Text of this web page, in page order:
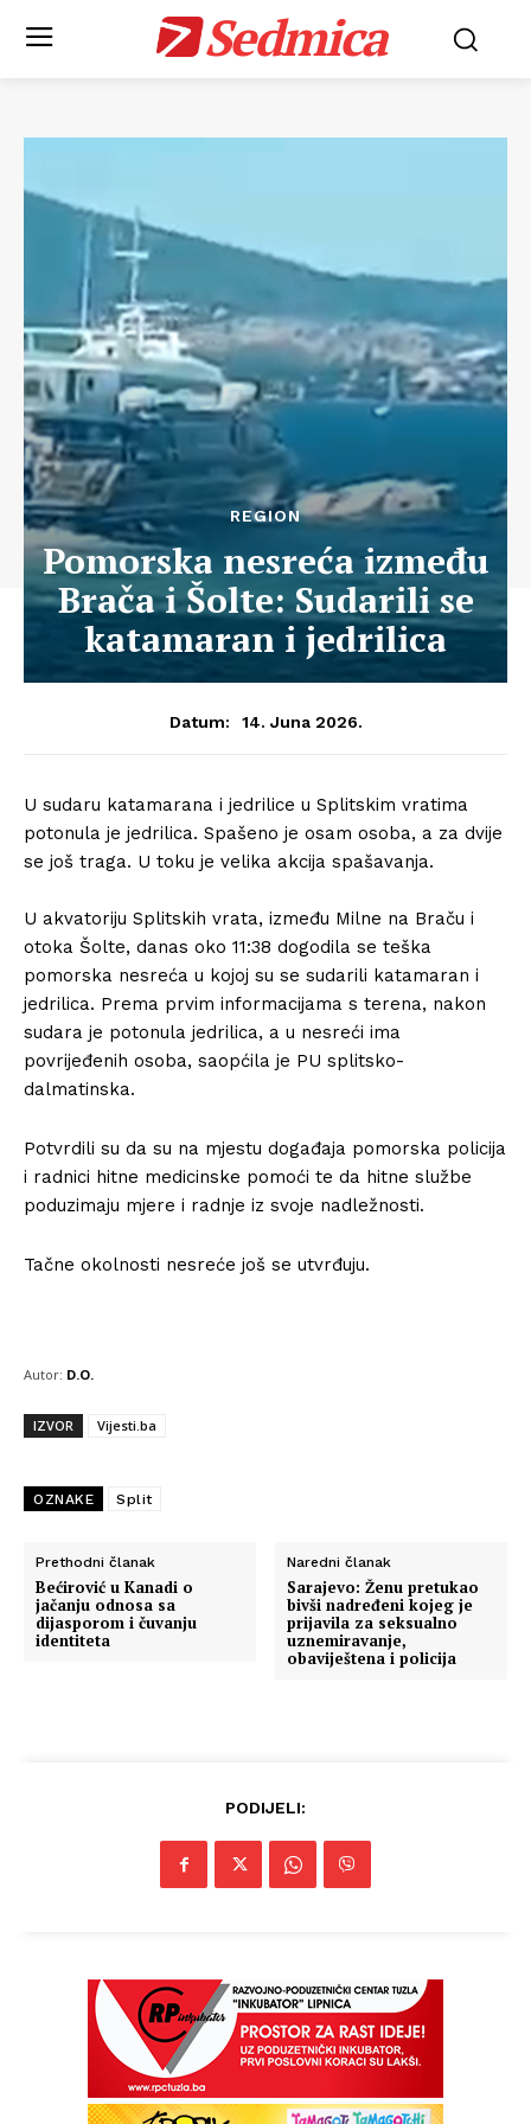
Sedmica
REGION
Pomorska nesreća između
Brača i Šolte: Sudarili se
katamaran i jedrilica
Datum: 14. Juna 2026.
U sudaru katamarana i jedrilice u Splitskim vratima
potonula je jedrilica. Spašeno je osam osoba, a za dvije
se još traga. U toku je velika akcija spašavanja.
U akvatoriju Splitskih vrata, između Milne na Braču i
otoka Šolte, danas oko 11:38 dogodila se teška
pomorska nesreća u kojoj su se sudarili katamaran i
jedrilica. Prema prvim informacijama s terena, nakon
sudara je potonula jedrilica, a u nesreći ima
povrijeđenih osoba, saopćila je PU splitsko-
dalmatinska.
Potvrdili su da su na mjestu događaja pomorska policija
i radnici hitne medicinske pomoći te da hitne službe
poduzimaju mjere i radnje iz svoje nadležnosti.
Tačne okolnosti nesreće još se utvrđuju.
Autor: D.O.
IZVOR Vijesti.ba
OZNAKE Split
Prethodni članak
Bećirović u Kanadi o
jačanju odnosa sa
dijasporom i čuvanju
identiteta
Naredni članak
Sarajevo: Ženu pretukao
bivši nadređeni kojeg je
prijavila za seksualno
uznemiravanje,
obaviještena i policija
PODIJELI: